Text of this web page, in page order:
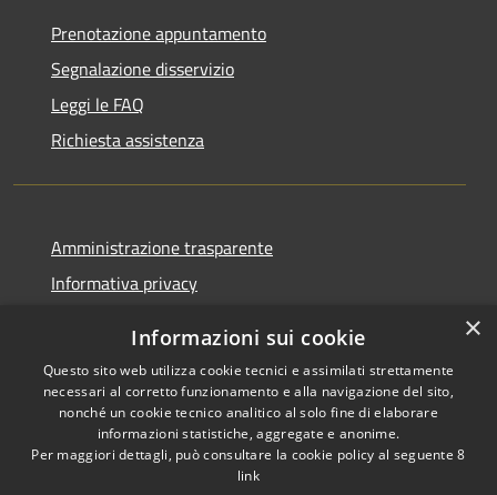
Prenotazione appuntamento
Segnalazione disservizio
Leggi le FAQ
Richiesta assistenza
Amministrazione trasparente
Informativa privacy
Dichiarazione di accessibilità
RSS
Copyright © 2026 • Comune di
×
Informazioni sui cookie
Questo sito web utilizza cookie tecnici e assimilati strettamente
necessari al corretto funzionamento e alla navigazione del sito,
nonché un cookie tecnico analitico al solo fine di elaborare
informazioni statistiche, aggregate e anonime.
Per maggiori dettagli, può consultare la cookie policy al seguente8
link